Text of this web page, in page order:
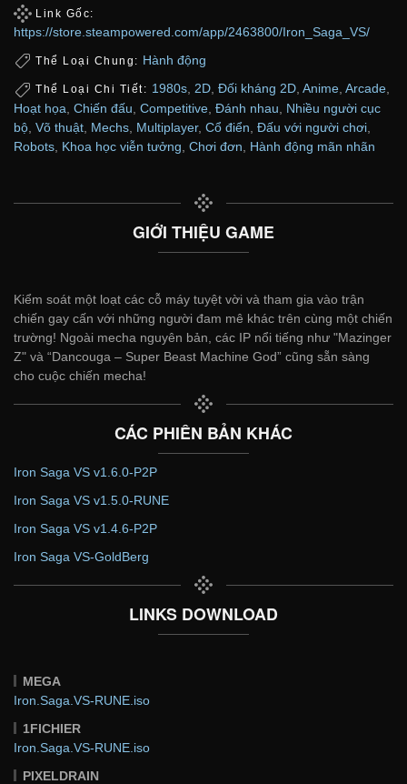
Link Gốc:
https://store.steampowered.com/app/2463800/Iron_Saga_VS/
Thể Loại Chung: Hành động
Thể Loại Chi Tiết: 1980s, 2D, Đối kháng 2D, Anime, Arcade,
Hoạt họa Chiến đấu Competitive Đánh nhau
Nhiều người cục
bộ Võ thuật Mechs Multiplayer, Cổ điển Đấu với người chơi
Robots Khoa học viễn tưởng Chơi đơn Hành động mãn nhãn
GIỚI THIỆU GAME
Kiểm soát một loạt các cỗ máy tuyệt vời và tham gia vào trận
chiến gay cấn với những người đam mê khác trên cùng một chiến
trường! Ngoài mecha nguyên bản, các IP nổi tiếng như "Mazinger
Z" và “Dancouga – Super Beast Machine God” cũng sẵn sàng
cho cuộc chiến mecha!
CÁC PHIÊN BẢN KHÁC
Iron Saga VS v1.6.0-P2P
Iron Saga VS v1.5.0-RUNE
Iron Saga VS v1.4.6-P2P
Iron Saga VS-GoldBerg
LINKS DOWNLOAD
MEGA
Iron.Saga.VS-RUNE.iso
1FICHIER
Iron.Saga.VS-RUNE.iso
PIXELDRAIN